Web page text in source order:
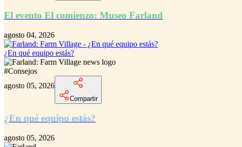
El evento El comienzo: Museo Farland
agosto 04, 2026
¿En qué equipo estás?
#Consejos
agosto 05, 2026
Compartir
¿En qué equipo estás?
agosto 05, 2026